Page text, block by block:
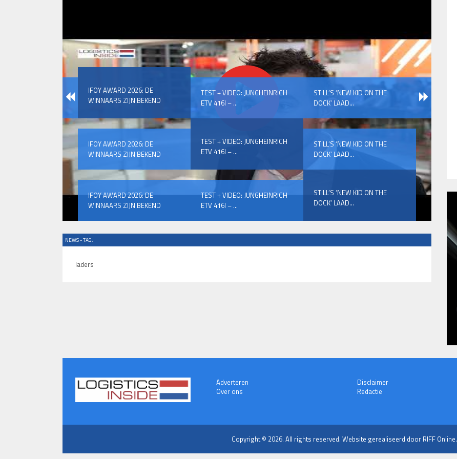
IFOY AWARD 2026: DE
WINNAARS ZIJN BEKEND
TEST + VIDEO: JUNGHEINRICH
ETV 416I – ...
STILL’S ‘NEW KID ON THE
DOCK’ LAAD...
IFOY AWARD 2026: DE
WINNAARS ZIJN BEKEND
TEST + VIDEO: JUNGHEINRICH
ETV 416I – ...
STILL’S ‘NEW KID ON THE
DOCK’ LAAD...
IFOY AWARD 2026: DE
WINNAARS ZIJN BEKEND
TEST + VIDEO: JUNGHEINRICH
ETV 416I – ...
STILL’S ‘NEW KID ON THE
DOCK’ LAAD...
NEWS - TAG:
laders
Adverteren
Over ons
Disclaimer
Redactie
Copyright © 2026. All rights reserved. Website gerealiseerd door RIFF Online.